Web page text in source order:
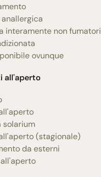
interamente non fumatori
ovunque
all'aperto
solarium
(stagionale)
da esterni